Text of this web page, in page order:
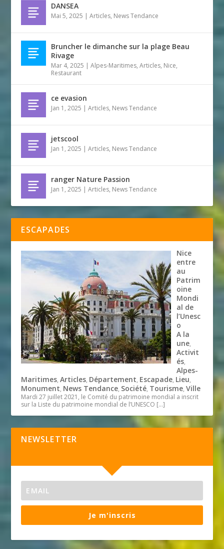
DANSEA
Mai 5, 2025 |Articles, News Tendance
Bruncher le dimanche sur la plage Beau
Rivage
Mar 4, 2025 |Alpes-Maritimes,Articles, Nice,
Restaurant
ce evasion
Jan 1, 2025 |Articles, News Tendance
jetscool
Jan 1, 2025 |Articles, News Tendance
ranger Nature Passion
Jan 1, 2025 |Articles, News Tendance
ESCAPADES
Nice
entre
au
Patrim
oine
Mondi
al de
l’Unesc
o
A la
une,
Activit
és,
Alpes-
Maritimes,Articles, Département, Escapade, Lieu,
Monument, News Tendance, Société, Tourisme,Ville
Mardi 27 juillet 2021, le Comité du patrimoine mondial a inscrit
sur la Liste du patrimoine mondial de l’UNESCO […]
NEWSLETTER
Je m'inscris